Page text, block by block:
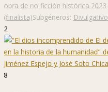
obra de no ficción histórica 2023
(finalista)Subgéneros: Divulgativo
2
8